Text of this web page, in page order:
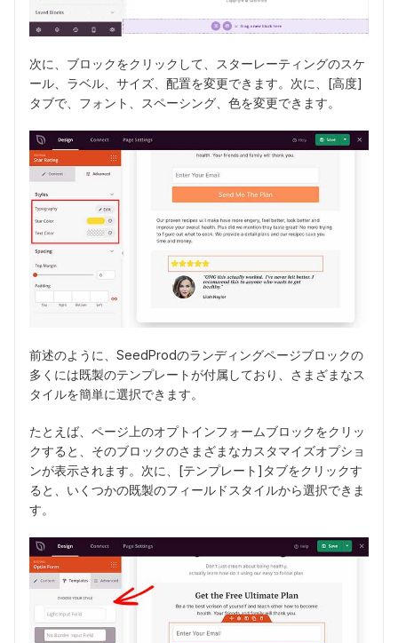
次に、ブロックをクリックして、スターレーティングのスケ
ール、ラベル、サイズ、配置を変更できます。次に、[高度]
タブで、フォント、スペーシング、色を変更できます。
前述のように、SeedProdのランディングページブロックの
多くには既製のテンプレートが付属しており、さまざまなス
タイルを簡単に選択できます。
たとえば、ページ上のオプトインフォームブロックをクリッ
クすると、そのブロックのさまざまなカスタマイズオプショ
ンが表示されます。次に、[テンプレート]タブをクリックす
ると、いくつかの既製のフィールドスタイルから選択できま
す。